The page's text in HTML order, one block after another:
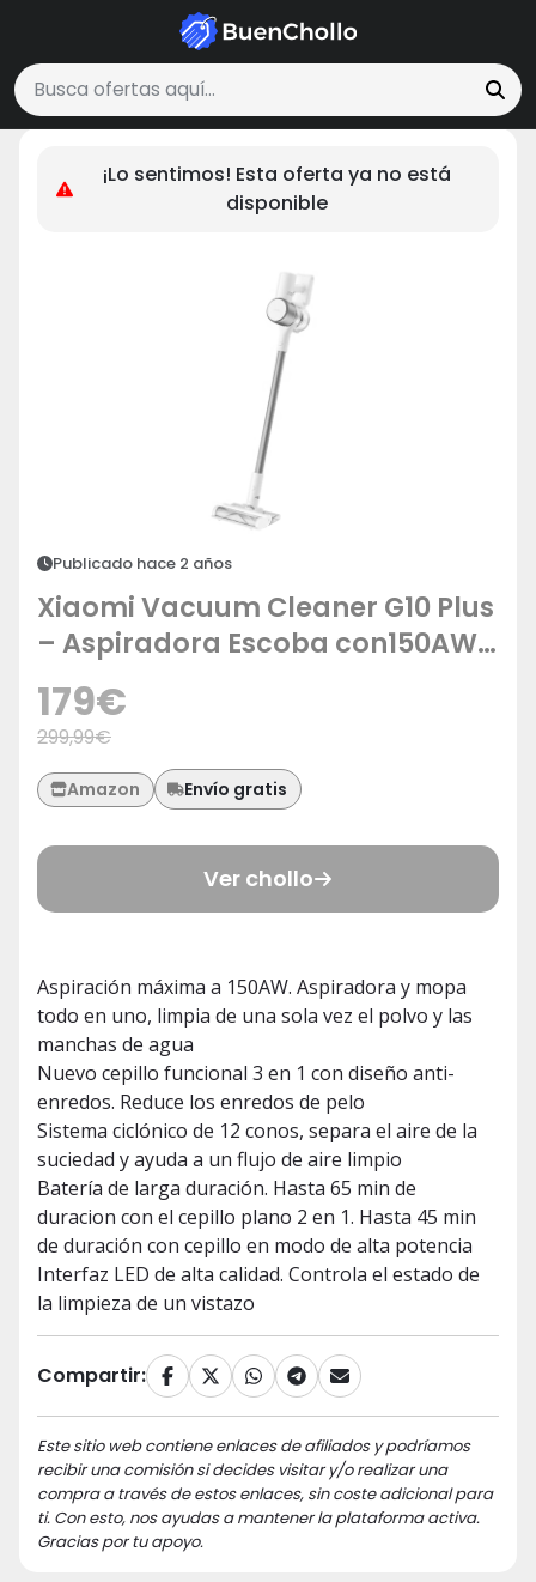
Buscar ofertas
Hogar y CocinaXiaomi Vacuum Cleaner G10 Plus – Aspiradora
¡Lo sentimos! Esta oferta ya no está
disponible
Publicado hace 2 años
Xiaomi Vacuum Cleaner G10 Plus
– Aspiradora Escoba con150AW
de Potencia, Cepillo 3 en 1 Anti-
enredos, Batería de hasta 65
Minutos de duración, LED, Blanco
(Versión ES + 3 años de
garantía)
179€
299,99€
Amazon Envío gratis
Ver chollo
Aspiración máxima a 150AW. Aspiradora y mopa
todo en uno, limpia de una sola vez el polvo y las
manchas de agua
Nuevo cepillo funcional 3 en 1 con diseño anti-
enredos. Reduce los enredos de pelo
Sistema ciclónico de 12 conos, separa el aire de la
suciedad y ayuda a un flujo de aire limpio
Batería de larga duración. Hasta 65 min de
duracion con el cepillo plano 2 en 1. Hasta 45 min
de duración con cepillo en modo de alta potencia
Interfaz LED de alta calidad. Controla el estado de
la limpieza de un vistazo
Compartir:
Este sitio web contiene enlaces de afiliados y podríamos
recibir una comisión si decides visitar y/o realizar una
compra a través de estos enlaces, sin coste adicional para
ti. Con esto, nos ayudas a mantener la plataforma activa.
Gracias por tu apoyo.